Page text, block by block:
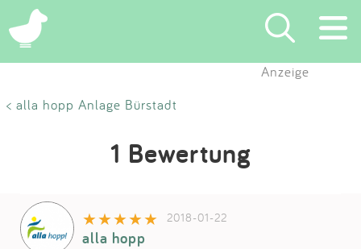
Suchen
Eintragen
Anzeige
< alla hopp Anlage Bürstadt
1 Bewertung
2018-01-22
alla hopp